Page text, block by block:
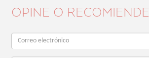
OPINE O RECOMIENDE